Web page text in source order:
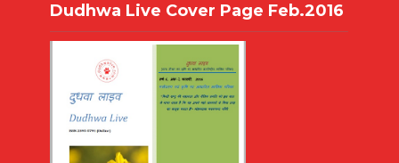
Dudhwa Live Cover Page Feb.2016